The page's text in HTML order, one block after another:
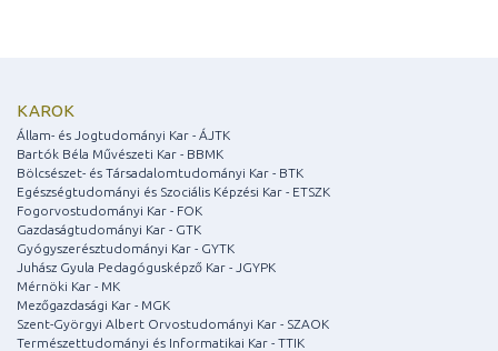
KAROK
Állam- és Jogtudományi Kar - ÁJTK
Bartók Béla Művészeti Kar - BBMK
Bölcsészet- és Társadalomtudományi Kar - BTK
Egészségtudományi és Szociális Képzési Kar - ETSZK
Fogorvostudományi Kar - FOK
Gazdaságtudományi Kar - GTK
Gyógyszerésztudományi Kar - GYTK
Juhász Gyula Pedagógusképző Kar - JGYPK
Mérnöki Kar - MK
Mezőgazdasági Kar - MGK
Szent-Györgyi Albert Orvostudományi Kar - SZAOK
Természettudományi és Informatikai Kar - TTIK